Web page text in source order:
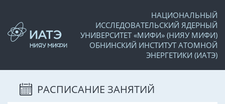
НАЦИОНАЛЬНЫЙ
ИССЛЕДОВАТЕЛЬСКИЙ ЯДЕРНЫЙ
УНИВЕРСИТЕТ «МИФИ» (НИЯУ МИФИ)
ОБНИНСКИЙ ИНСТИТУТ АТОМНОЙ
ЭНЕРГЕТИКИ (ИАТЭ)
РАСПИСАНИЕ ЗАНЯТИЙ